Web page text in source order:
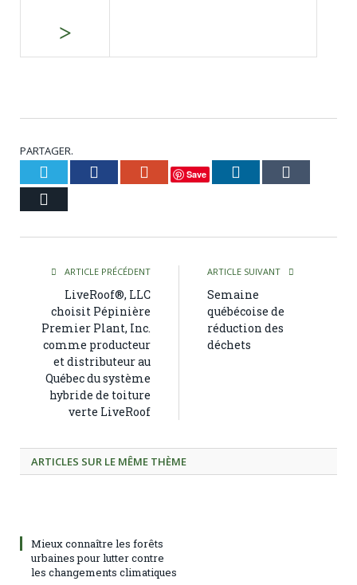
>
PARTAGER.
Twitter Facebook Google+
Save LinkedIn
ARTICLE PRÉCÉDENT
LiveRoof®, LLC
choisit Pépinière
Premier Plant, Inc.
comme producteur
et distributeur au
Québec du système
hybride de toiture
verte LiveRoof
ARTICLE SUIVANT
Semaine
québécoise de
réduction des
déchets
ARTICLES SUR LE MÊME THÈME
Mieux connaître les forêts
urbaines pour lutter contre
les changements climatiques